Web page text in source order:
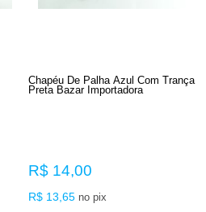
Chapéu De Palha Azul Com Trança
Preta Bazar Importadora
R$ 14,00
R$ 13,65 no pix